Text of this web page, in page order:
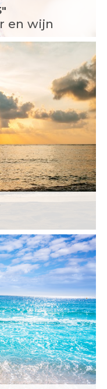
en wijn